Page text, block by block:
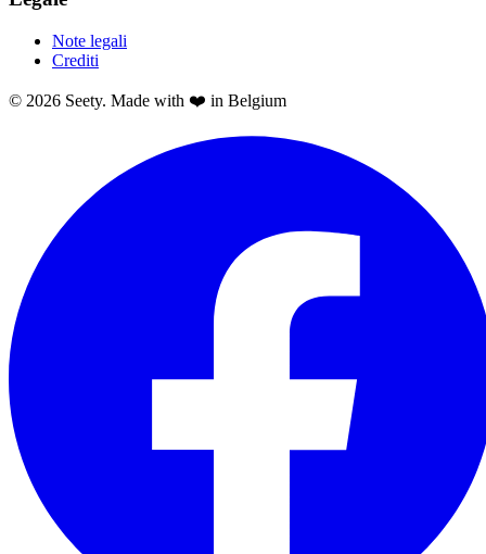
Note legali
Crediti
© 2026 Seety. Made with ❤️ in Belgium